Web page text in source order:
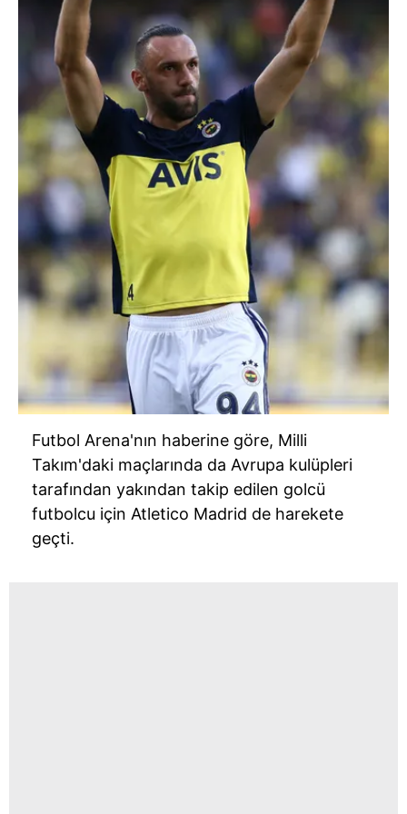
verileriniz işlenmekte olup gerekli olan çerezler bilgi
toplumu hizmetlerinin sunulması amacıyla
kullanılmaktadır. Diğer çerezler, sitemizin daha işlevsel
kılınması ve kişiselleştirilmesi ve sizlere yönelik
reklam/pazarlama faaliyetlerinin yapılması, amaçlarıyla
sınırlı olarak açık rızanız dahilinde kullanılacaktır.
Çerezlere ilişkin tercihlerinizi aşağıda yer alan panel
vasıtasıyla belirleyebilirsiniz. Çerezlere ilişkin detaylı bilgi
için Ayarlar butonuna tıklayabilir,
Çerez Bilgilendirme
Metnimiziziyaret edebilirsiniz.
6698 sayılı Kişisel Verilerin Korunması Kanunu uyarınca
hazırlanmış Aydınlatma Metnimizi okumak ve sitemizde
ilgili mevzuata uygun olarak kullanılan çerezlerle ilgili bilgi
tıklayınız .
Futbol Arena'nın haberine göre, Milli
Takım'daki maçlarında da Avrupa kulüpleri
tarafından yakından takip edilen golcü
futbolcu için Atletico Madrid de harekete
geçti.